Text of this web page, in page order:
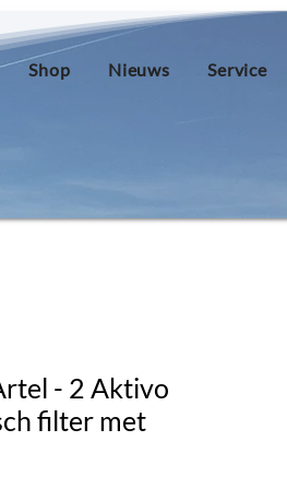
Shop Nieuws Service
- 2 Aktivo
filter met